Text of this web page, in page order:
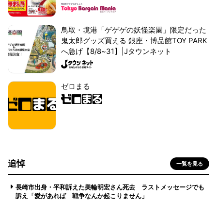
鳥取・境港「ゲゲゲの妖怪楽園」限定だった
鬼太郎グッズ買える 銀座・博品館TOY PARK
へ急げ【8/8~31】|Jタウンネット
ゼロまる
追悼 一覧を見る
長崎市出身・平和訴えた美輪明宏さん死去 ラストメッセージでも
訴え「愛があれば 戦争なんか起こりません」